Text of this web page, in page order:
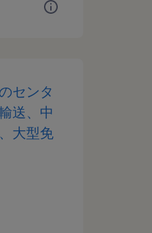
センタ
送、中
大型免